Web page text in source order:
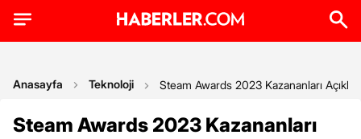
Anasayfa Teknoloji Steam Awards 2023 Kazananları
Steam Awards 2023 Kazananları